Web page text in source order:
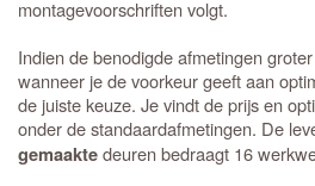
montagevoorschriften volgt.
Indien de benodigde afmetingen
wanneer je de voorkeur geeft aan
de juiste keuze. Je vindt de prijs en
onder de standaardafmetingen. De
gemaaktedeuren bedraagt 16